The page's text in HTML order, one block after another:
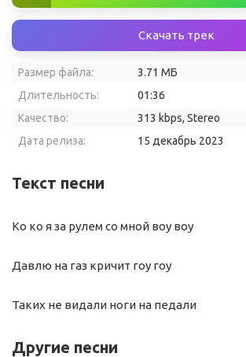
Скачать трек
Размер файла:
3.71 МБ
Длительность:
01:36
Качество:
313 kbps, Stereo
Дата релиза:
15 декабрь 2023
Текст песни
Ко ко я за рулем со мной воу воу
Давлю на газ кричит гоу гоу
Таких не видали ноги на педали
Другие песни